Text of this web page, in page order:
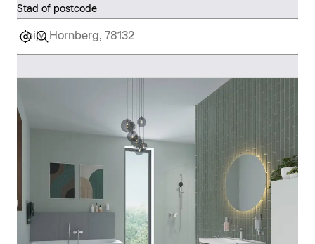
Stad of postcode